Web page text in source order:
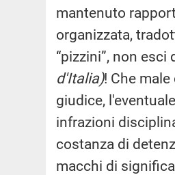
mantenuto
organizzata,
“pizzini”, non
d'Italia)! Che
giudice,
infrazioni
costanza di
macchi di